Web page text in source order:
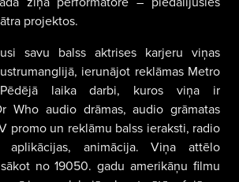
projektos.
savu balss aktrises karjeru viņas
ierunājot reklāmas Metro
laika darbi, kuros viņa ir
Who audio drāmas, audio grāmatas
promo un reklāmu balss ieraksti, radio
aplikācijas, animācija. Viņa attēlo
no 19050. gadu amerikāņu filmu